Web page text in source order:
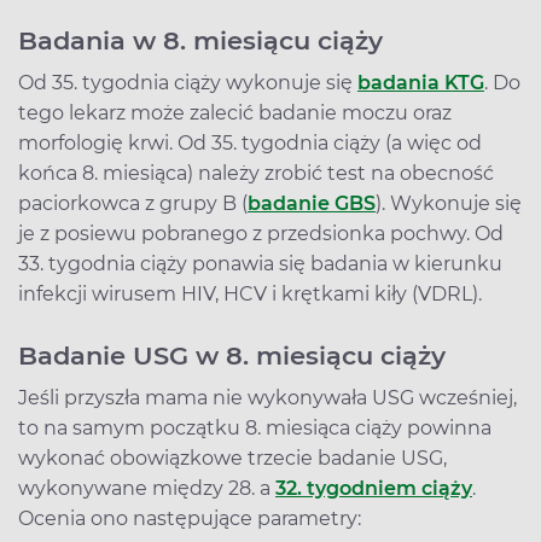
Badania w 8. miesiącu ciąży
Od 35. tygodnia ciąży wykonuje się badania KTG. Do
tego lekarz może zalecić badanie moczu oraz
morfologię krwi. Od 35. tygodnia ciąży (a więc od
końca 8. miesiąca) należy zrobić test na obecność
paciorkowca z grupy B (badanie GBS). Wykonuje się
je z posiewu pobranego z przedsionka pochwy. Od
33. tygodnia ciąży ponawia się badania w kierunku
infekcji wirusem HIV, HCV i krętkami kiły (VDRL).
Badanie USG w 8. miesiącu ciąży
Jeśli przyszła mama nie wykonywała USG wcześniej,
to na samym początku 8. miesiąca ciąży powinna
wykonać obowiązkowe trzecie badanie USG,
wykonywane między 28. a 32. tygodniem ciąży.
Ocenia ono następujące parametry: